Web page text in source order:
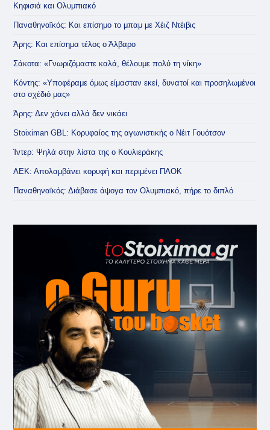
Κηφισιά και Ολυμπιακό
Παναθηναϊκός: Και επίσημο το μπαμ με Χέιζ Ντέιβις
Άρης: Και επίσημα τέλος ο Άλβαρο
Σάκοτα: «Γνωριζόμαστε καλά, θέλουμε πολύ τη νίκη»
Κόντης: «Υποφέραμε όμως είμασταν εκεί, δυνατοί και προσηλωμένοι
στο σχέδιό μας»
Άρης: Δεν χάνει αλλά δεν νικάει
Stoiximan GBL: Κορυφαίος της αγωνιστικής ο Νέιτ Γουότσον
Ίντερ: Ψηλά στην λίστα της ο Κουλιεράκης
ΑΕΚ: Απολαμβάνει κορυφή και περιμένει ΠΑΟΚ
Παναθηναϊκός: Διάβασε άψογα τον Ολυμπιακό, πήρε το διπλό